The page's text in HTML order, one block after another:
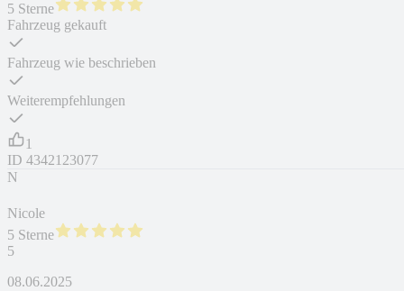
5 Sterne
Fahrzeug gekauft
Fahrzeug wie beschrieben
Weiterempfehlungen
1
ID 4342123077
N
Nicole
5 Sterne
5
08.06.2025